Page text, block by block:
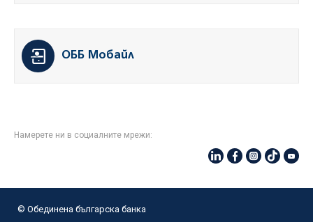
ОББ Мобайл
Намерете ни в социалните мрежи:
© Oбединена българска банка